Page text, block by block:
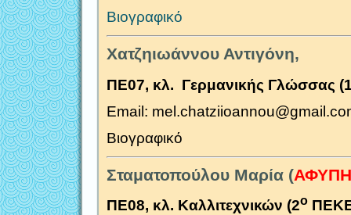
Βιογραφικό
Χατζηιωάννου Αντιγόνη,
ΠΕ07, κλ. Γερμανικής Γλώσσας
Email:
Βιογραφικό
Σταματοπούλου Μαρία (
ΠΕ08, κλ. Καλλιτεχνικών (2ο